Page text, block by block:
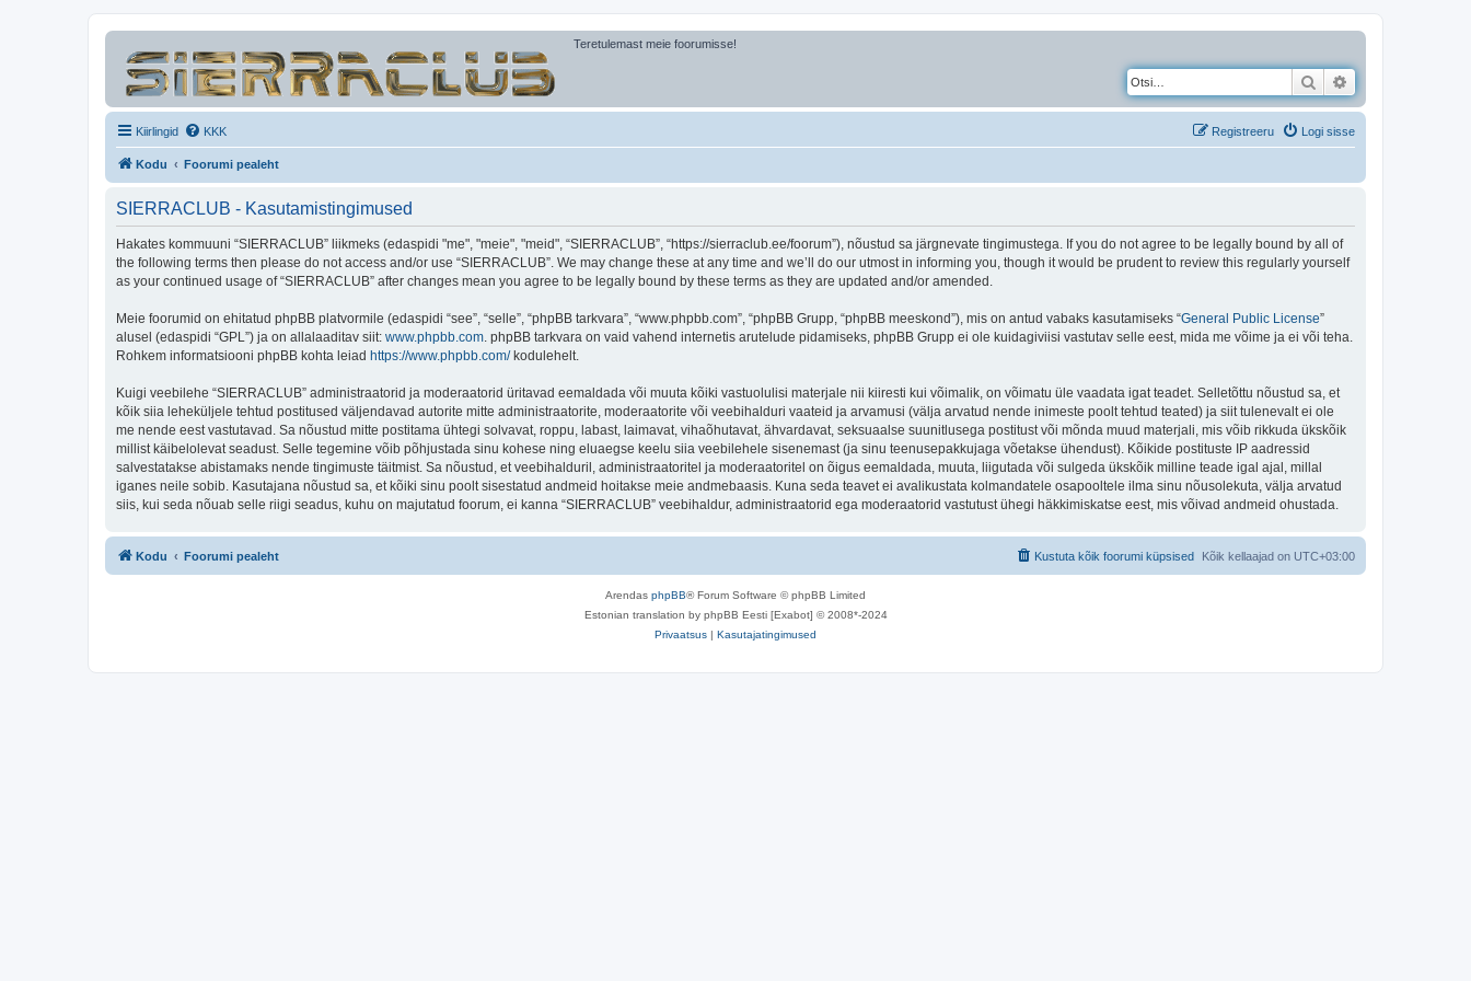
Teretulemast meie foorumisse!
Otsi
Kiirlingid KKK Logi sisse
Registreeru
Kodu Foorumi pealeht
SIERRACLUB - Kasutamistingimused
Hakates kommuuni “SIERRACLUB” liikmeks (edaspidi "me", "meie", "meid", “SIERRACLUB”, “https://sierraclub.ee/foorum”), nõustud sa järgnevate tingimustega. If you do not agree to be legally bound by all of
the following terms then please do not access and/or use “SIERRACLUB”. We may change these at any time and we’ll do our utmost in informing you, though it would be prudent to review this regularly yourself
as your continued usage of “SIERRACLUB” after changes mean you agree to be legally bound by these terms as they are updated and/or amended.
Meie foorumid on ehitatud phpBB platvormile (edaspidi “see”, “selle”, “phpBB tarkvara”, “www.phpbb.com”, “phpBB Grupp, “phpBB meeskond”), mis on antud vabaks kasutamiseks “General Public License”
alusel (edaspidi “GPL”) ja on allalaaditav siit: www.phpbb.com. phpBB tarkvara on vaid vahend internetis arutelude pidamiseks, phpBB Grupp ei ole kuidagiviisi vastutav selle eest, mida me võime ja ei või teha.
Rohkem informatsiooni phpBB kohta leiad https://www.phpbb.com/kodulehelt.
Kuigi veebilehe “SIERRACLUB” administraatorid ja moderaatorid üritavad eemaldada või muuta kõiki vastuolulisi materjale nii kiiresti kui võimalik, on võimatu üle vaadata igat teadet. Selletõttu nõustud sa, et
kõik siia leheküljele tehtud postitused väljendavad autorite mitte administraatorite, moderaatorite või veebihalduri vaateid ja arvamusi (välja arvatud nende inimeste poolt tehtud teated) ja siit tulenevalt ei ole
me nende eest vastutavad. Sa nõustud mitte postitama ühtegi solvavat, roppu, labast, laimavat, vihaõhutavat, ähvardavat, seksuaalse suunitlusega postitust või mõnda muud materjali, mis võib rikkuda ükskõik
millist käibelolevat seadust. Selle tegemine võib põhjustada sinu kohese ning eluaegse keelu siia veebilehele sisenemast (ja sinu teenusepakkujaga võetakse ühendust). Kõikide postituste IP aadressid
salvestatakse abistamaks nende tingimuste täitmist. Sa nõustud, et veebihalduril, administraatoritel ja moderaatoritel on õigus eemaldada, muuta, liigutada või sulgeda ükskõik milline teade igal ajal, millal
iganes neile sobib. Kasutajana nõustud sa, et kõiki sinu poolt sisestatud andmeid hoitakse meie andmebaasis. Kuna seda teavet ei avalikustata kolmandatele osapooltele ilma sinu nõusolekuta, välja arvatud
siis, kui seda nõuab selle riigi seadus, kuhu on majutatud foorum, ei kanna “SIERRACLUB” veebihaldur, administraatorid ega moderaatorid vastutust ühegi häkkimiskatse eest, mis võivad andmeid ohustada.
Kodu Foorumi pealeht Kõik kellaajad on UTC+03:00
Kustuta kõik foorumi küpsised
Arendas phpBB® Forum Software © phpBB Limited
Estonian translation by phpBB Eesti [Exabot] © 2008*-2024
Privaatsus | Kasutajatingimused